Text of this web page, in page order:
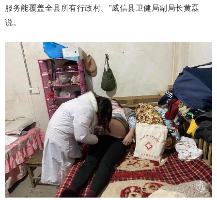
服务能覆盖全县所有行政村。”威信县卫健局副局长黄磊
说。